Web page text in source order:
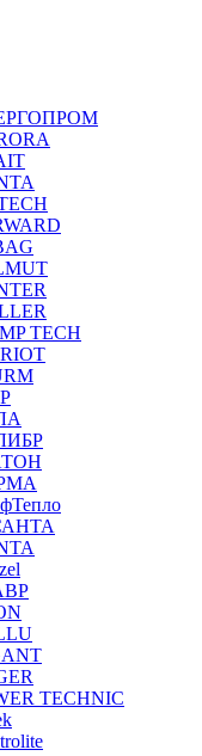
TECH
TECHNIC